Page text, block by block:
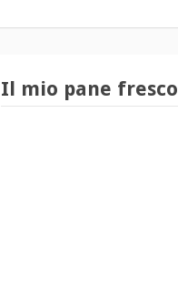
Il mio pane fresco